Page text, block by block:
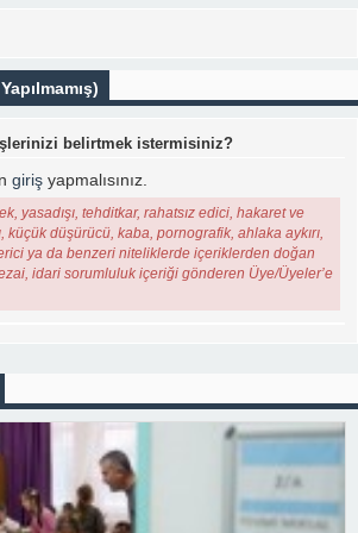
belirtmek istermisiniz?
giriş yapmalısınız.
yasadışı, tehditkar, rahatsız edici, hakaret ve
küçük düşürücü, kaba, pornografik, ahlaka aykırı,
ya da benzeri niteliklerde içeriklerden doğan
idari sorumluluk içeriği gönderen Üye/Üyeler’e